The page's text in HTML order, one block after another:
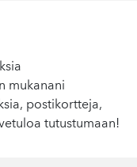
mukanani
postikortteja,
tutustumaan!